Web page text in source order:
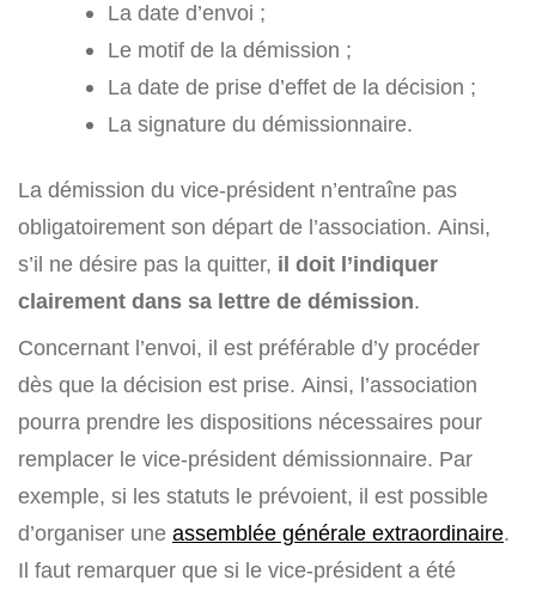
La date d’envoi ;
Le motif de la démission ;
La date de prise d’effet de la décision ;
La signature du démissionnaire.
La démission du vice-président n’entraîne pas
obligatoirement son départ de l’association. Ainsi,
s’il ne désire pas la quitter, il doit l’indiquer
clairement dans sa lettre de démission.
Concernant l’envoi, il est préférable d’y procéder
dès que la décision est prise. Ainsi, l’association
pourra prendre les dispositions nécessaires pour
remplacer le vice-président démissionnaire. Par
exemple, si les statuts le prévoient, il est possible
d’organiser une assemblée générale extraordinaire.
Il faut remarquer que si le vice-président a été